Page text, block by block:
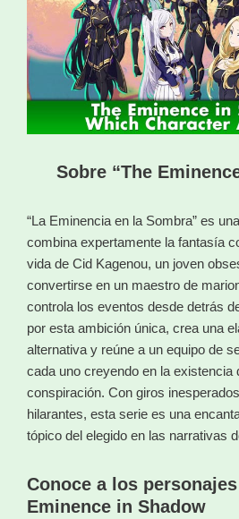
Sobre “The
“La Eminencia en la Sombra” es
combina expertamente la fantasía
vida de Cid Kagenou, un joven
convertirse en un maestro de
controla los eventos desde detrás
por esta ambición única, crea una
alternativa y reúne a un equipo de
cada uno creyendo en la existencia
conspiración. Con giros
hilarantes, esta serie es una
tópico del elegido en las narrativas
Conoce a los
Eminence in Shadow